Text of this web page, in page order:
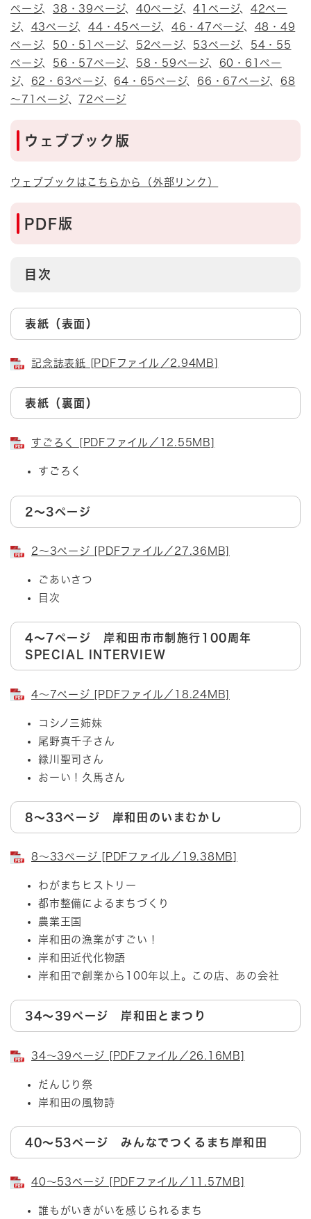
ページ、 38・39ページ、 40ページ、41ページ、 42ペー
ジ、 43ページ、 44・45ページ、 46・47ページ、 48・49
ページ、 50・51ページ、 52ページ、 53ページ、 54・55
ページ、 56・57ページ、 58・59ページ、 60・61ペー
ジ、 62・63ページ、 64・65ページ、 66・67ページ、 68
～71ページ、 72ページ
ウェブブック版
ウェブブックはこちらから（外部リンク）
PDF版
目次
表紙（表面）
記念誌表紙 [PDFファイル／2.94MB]
表紙（裏面）
すごろく [PDFファイル／12.55MB]
すごろく
2～3ページ
2～3ページ [PDFファイル／27.36MB]
ごあいさつ
目次
4～7ページ 岸和田市市制施行100周年
SPECIAL INTERVIEW
4～7ページ [PDFファイル／18.24MB]
コシノ三姉妹
尾野真千子さん
緑川聖司さん
おーい！久馬さん
8～33ページ 岸和田のいまむかし
8～33ページ [PDFファイル／19.38MB]
わがまちヒストリー
都市整備によるまちづくり
農業王国
岸和田の漁業がすごい！
岸和田近代化物語
岸和田で創業から100年以上。この店、あの会社
34～39ページ 岸和田とまつり
34～39ページ [PDFファイル／26.16MB]
だんじり祭
岸和田の風物詩
40～53ページ みんなでつくるまち岸和田
40～53ページ [PDFファイル／11.57MB]
誰もがいきがいを感じられるまち